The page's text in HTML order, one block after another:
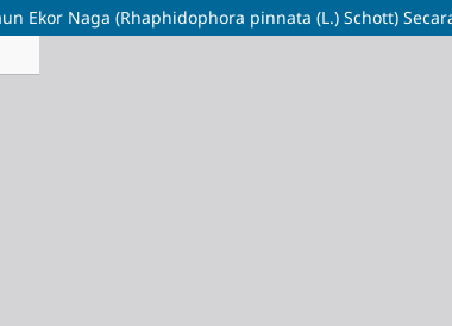
Ekor Naga (Rhaphidophora pinnata (L.) Schott)